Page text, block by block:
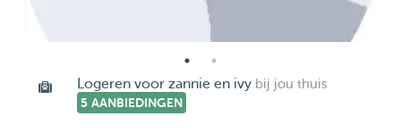
Logeren voor zannie en ivy bij jou thuis
5 AANBIEDINGEN